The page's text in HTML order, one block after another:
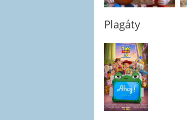
Plagáty